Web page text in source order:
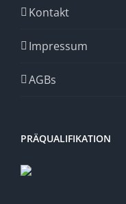
Kontakt
Impressum
AGBs
PRÄQUALIFIKATION